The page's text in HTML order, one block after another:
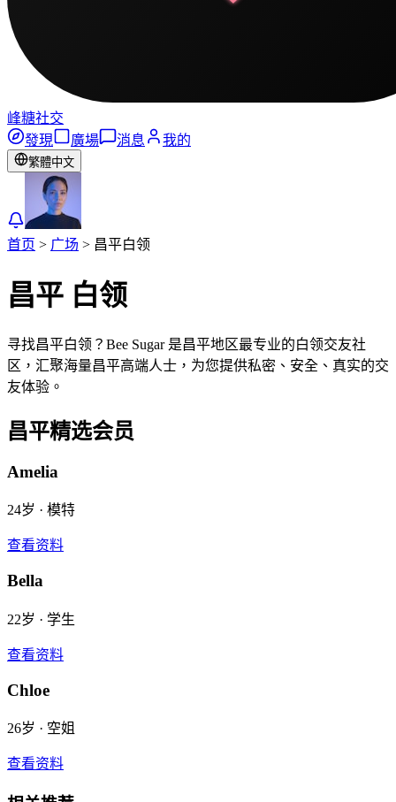
峰糖社交
發現
廣場 消息 我的
繁體中文
首页 > 广场 > 昌平白领
昌平 白领
寻找昌平白领？Bee Sugar 是昌平地区最专业的白领交友社
区，汇聚海量昌平高端人士，为您提供私密、安全、真实的交
友体验。
昌平精选会员
Amelia
24岁 · 模特
查看资料
Bella
22岁 · 学生
查看资料
Chloe
26岁 · 空姐
查看资料